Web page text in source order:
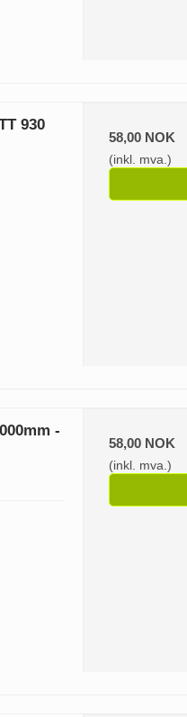
930
58,00 NOK
(inkl. mva.)
-
58,00 NOK
(inkl. mva.)